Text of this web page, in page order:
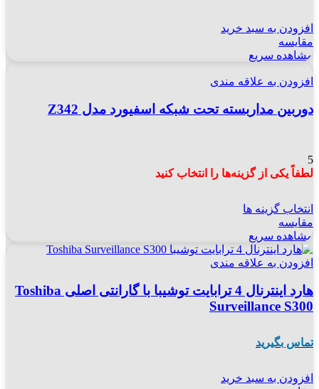
افزودن به سبد خرید
مقایسه
مشاهده سریع
افزودن به علاقه مندی
دوربین مداربسته تحت شبکه اسفیورد مدل Z342
5
لطفاً یکی از گزینه‌ها را انتخاب کنید
انتخاب گزینه ها
مقایسه
مشاهده سریع
افزودن به علاقه مندی
هارد اینترنال 4 ترابایت توشیبا با گارانتی اصلی Toshiba
Surveillance S300
تماس بگیرید
افزودن به سبد خرید